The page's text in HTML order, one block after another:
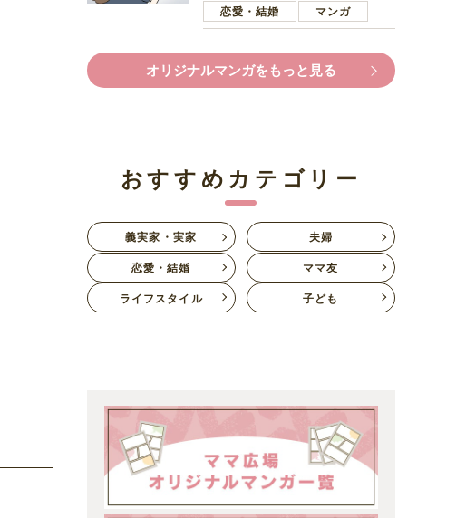
恋愛・結婚
マンガ
オリジナルマンガをもっと見る
おすすめカテゴリー
義実家・実家
夫婦
恋愛・結婚
ママ友
ライフスタイル
子ども